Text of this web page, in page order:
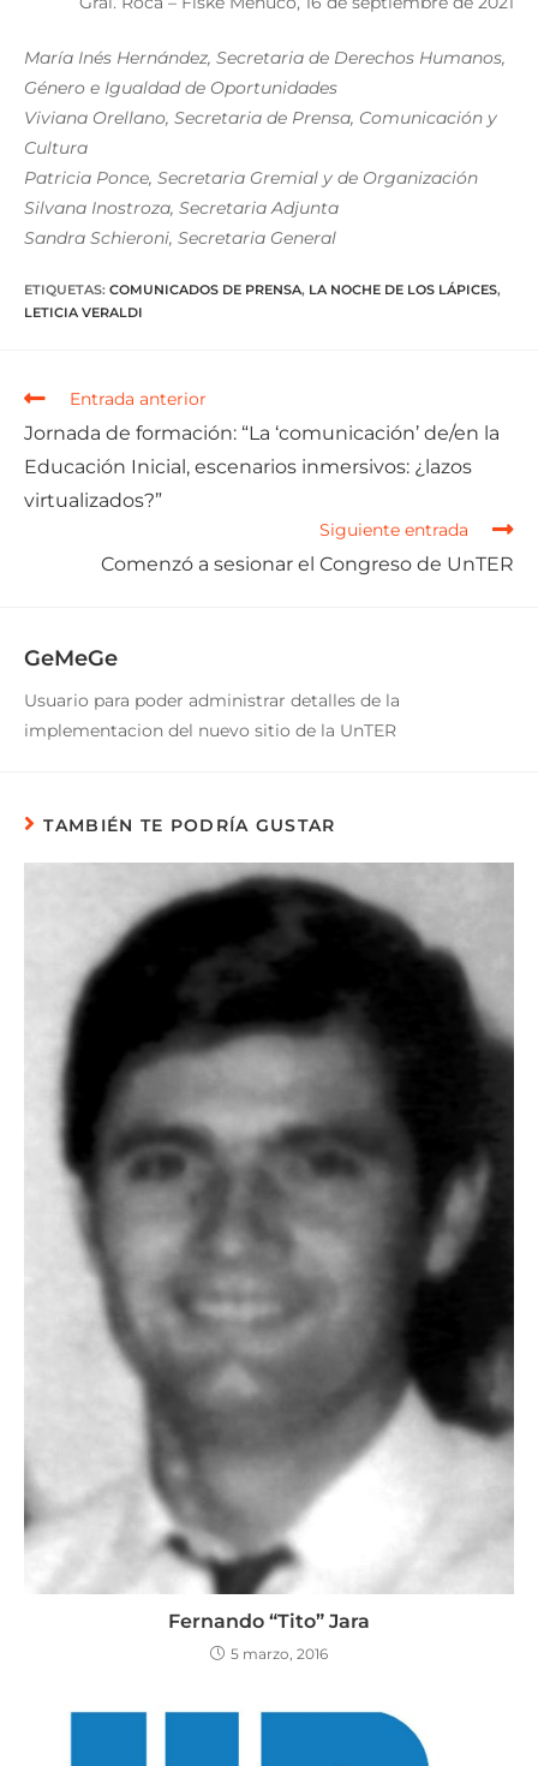
María Inés Hernández, Secretaria de Derechos Humanos,
Género e Igualdad de Oportunidades
Viviana Orellano, Secretaria de Prensa, Comunicación y
Cultura
Patricia Ponce, Secretaria Gremial y de Organización
Silvana Inostroza, Secretaria Adjunta
Sandra Schieroni, Secretaria General
ETIQUETAS: COMUNICADOS DE PRENSA, LA NOCHE DE LOS LÁPICES,
LETICIA VERALDI
Entrada anterior
Jornada de formación: “La ‘comunicación’ de/en la
Educación Inicial, escenarios inmersivos: ¿lazos
virtualizados?”
Siguiente entrada
Comenzó a sesionar el Congreso de UnTER
GeMeGe
Usuario para poder administrar detalles de la
implementacion del nuevo sitio de la UnTER
TAMBIÉN TE PODRÍA GUSTAR
Fernando “Tito” Jara
5 marzo, 2016